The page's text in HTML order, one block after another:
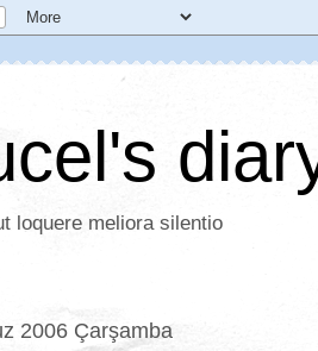
loquere meliora silentio
2006 Çarşamba